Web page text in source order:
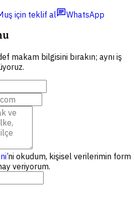
için teklif alchatWhatsApp
makam bilgisini bırakın; aynı iş
’ni okudum, kişisel verilerimin form
veriyorum.